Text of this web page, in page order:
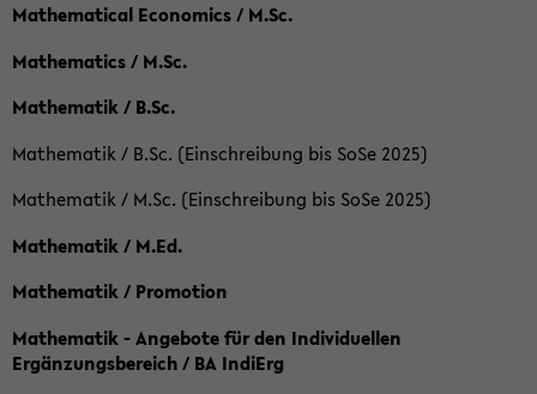
Mathematical Economics / M.Sc.
Mathematics / M.Sc.
Mathematik / B.Sc.
Mathematik / B.Sc. (Einschreibung bis SoSe 2025)
Mathematik / M.Sc. (Einschreibung bis SoSe 2025)
Mathematik / M.Ed.
Mathematik / Promotion
Mathematik - Angebote für den Individuellen
Ergänzungsbereich / BA IndiErg